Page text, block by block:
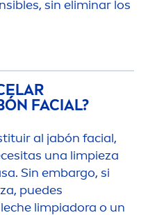
sin eliminar los
FACIAL?
al jabón facial,
una limpieza
Sin embargo, si
puedes
limpiadora o un